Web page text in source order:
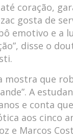
coração,
gosta de
emotivo e a
disse o
mostra que
A
e conta
aos cinco
e Marcos